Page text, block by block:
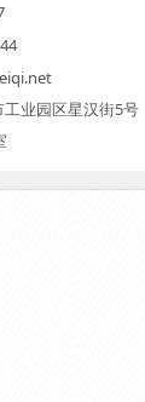
业园区星汉街5号